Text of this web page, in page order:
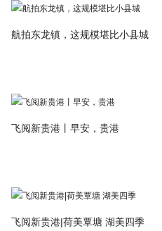
航拍东龙镇，这规模堪比小县城
飞阅新贵港丨早安，贵港
飞阅新贵港|荷美覃塘 湖美四季